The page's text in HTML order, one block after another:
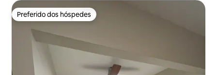
Preferido dos hóspedes
Preferido dos hóspedes